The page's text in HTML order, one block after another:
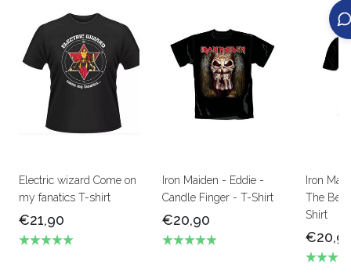
Electric wizard Come on
my fanatics T-shirt
€21,90
Iron Maiden - Eddie -
Candle Finger - T-Shirt
€20,90
Iron
The
Shirt